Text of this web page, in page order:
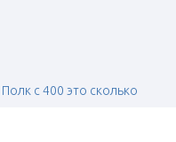
Полк с 400 это сколько